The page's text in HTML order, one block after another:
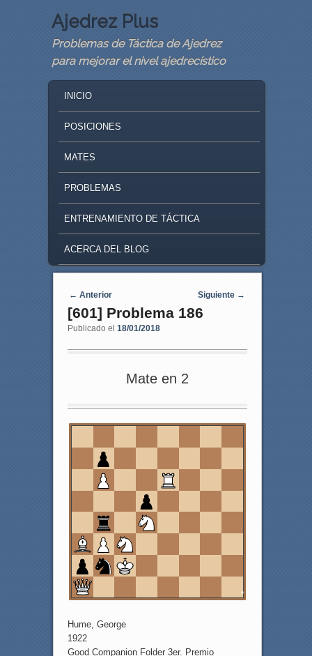
Ajedrez Plus
Problemas de Táctica de Ajedrez
para mejorar el nivel ajedrecístico
SKIP TO PRIMARY CONTENT
SKIP TO SECONDARY CONTENT
INICIO
POSICIONES
MATES
PROBLEMAS
ENTRENAMIENTO DE TÁCTICA
ACERCA DEL BLOG
Navegaci�n de entradas
← Anterior Siguiente →
[601] Problema 186
Publicado el 18/01/2018
Mate en 2
a
Hume, George
1922
Good Companion Folder 3er. Premio